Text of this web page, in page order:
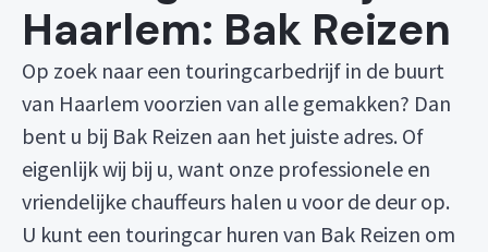
Haarlem: Bak Reizen
Op zoek naar een touringcarbedrijf in de buurt
van Haarlem voorzien van alle gemakken? Dan
bent u bij Bak Reizen aan het juiste adres. Of
eigenlijk wij bij u, want onze professionele en
vriendelijke chauffeurs halen u voor de deur op.
U kunt een touringcar huren van Bak Reizen om